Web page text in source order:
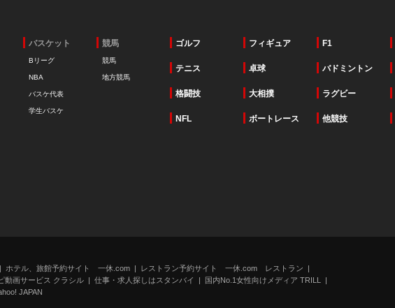
バスケット
Bリーグ
NBA
バスケ代表
学生バスケ
競馬
競馬
地方競馬
ゴルフ フィギュア F1
テニス 卓球 バドミントン
格闘技 大相撲 ラグビー
NFL ボートレース 他競技
ホテル、旅館予約サイト 一休.com
レストラン予約サイト 一休.com レストラン
動画サービス クラシル 仕事・求人探しはスタンバイ
国内No.1女性向けメディア TRILL
JAPAN